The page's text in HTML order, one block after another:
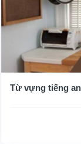
Từ vựng tiếng